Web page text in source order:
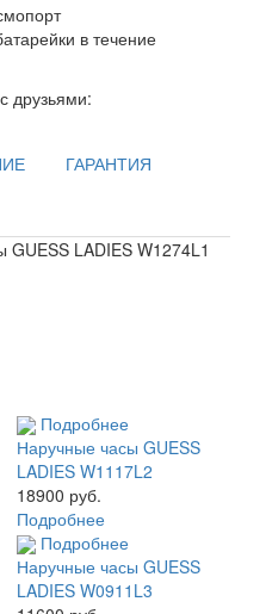
в течение
друзьями:
ГАРАНТИЯ
GUESS LADIES W1274L1
Подробнее
Наручные часы GUESS
LADIES W1117L2
18900 руб.
Подробнее
Подробнее
Наручные часы GUESS
LADIES W0911L3